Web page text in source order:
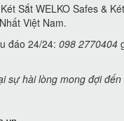
Sắt WELKO Safes &
Việt Nam.
đáo 24/24: 098 2770404
sự hài lòng mong đợi